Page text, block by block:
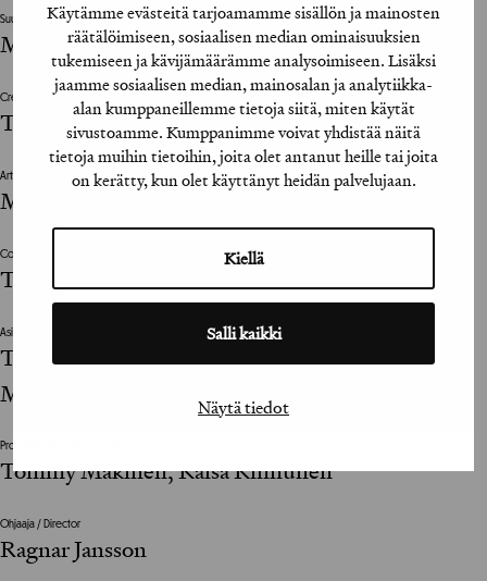
Käytämme evästeitä tarjoamamme sisällön ja mainosten
räätälöimiseen, sosiaalisen median ominaisuuksien
tukemiseen ja kävijämäärämme analysoimiseen. Lisäksi
jaamme sosiaalisen median, mainosalan ja analytiikka-
alan kumppaneillemme tietoja siitä, miten käytät
sivustoamme. Kumppanimme voivat yhdistää näitä
tietoja muihin tietoihin, joita olet antanut heille tai joita
on kerätty, kun olet käyttänyt heidän palvelujaan.
Kiellä
Salli kaikki
Näytä tiedot
Suunnittelutoimisto / Design Agency
Mainostoimisto PHS
Creative Director
Tommy Mäkinen
Art Director
Mikko Torvinen
Copywriter
Tommy Mäkinen, Erkko Mannila
Asiakkaan vastuuhenkilö / Clients Representative
Tarja Hagman, Jouni Mannerhovi, Petri
Manninen
Projektinjohto / Project Management
Tommy Mäkinen, Kaisa Kinnunen
Ohjaaja / Director
Ragnar Jansson